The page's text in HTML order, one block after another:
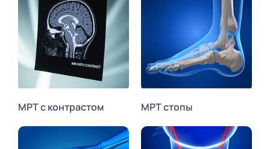
МРТ с контрастом МРТ стопы